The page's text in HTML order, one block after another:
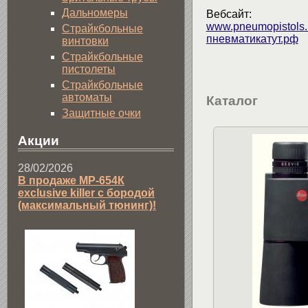
Вебсайт:
пневматикатут.рф
Каталог
Дальномеры
Страйкбольные
винтовки
Страйкбольные
пистолеты
Страйкбольные
автоматы
Защитные очки
Акции
28/02/2026
В продаже МР-654К
exclusive killer с бородой
(максимальный тюнинг)!